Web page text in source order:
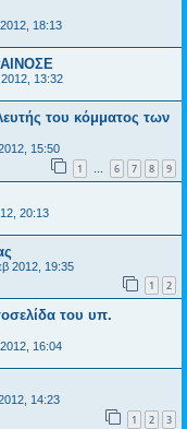
18:13
13:32
του κόμματος των
15:50
1 … 6 7 8 9
20:13
2012, 19:35
1 2
του υπ.
16:04
14:23
1 2 3